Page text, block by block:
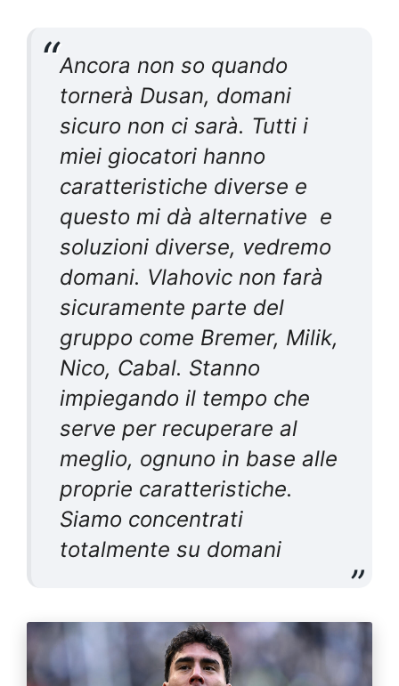
Ancora non so quando
tornerà Dusan, domani
sicuro non ci sarà. Tutti i
miei giocatori hanno
caratteristiche diverse e
questo mi dà alternative e
soluzioni diverse, vedremo
domani. Vlahovic non farà
sicuramente parte del
gruppo come Bremer, Milik,
Nico, Cabal. Stanno
impiegando il tempo che
serve per recuperare al
meglio, ognuno in base alle
proprie caratteristiche.
Siamo concentrati
totalmente su domani